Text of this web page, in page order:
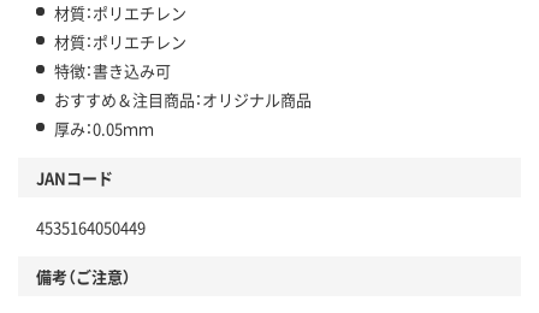
材質：ポリエチレン
材質：ポリエチレン
特徴：書き込み可
おすすめ＆注目商品：オリジナル商品
厚み：0.05ｍｍ
JANコード
4535164050449
備考（ご注意）